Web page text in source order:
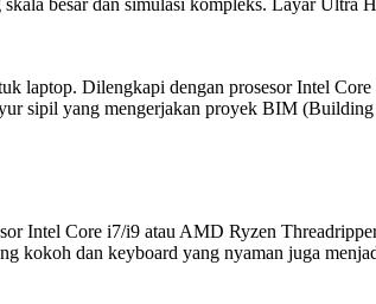
laptop. Dilengkapi dengan prosesor Intel
sipil yang mengerjakan proyek BIM
Intel Core i7/i9 atau AMD Ryzen
kokoh dan keyboard yang nyaman juga